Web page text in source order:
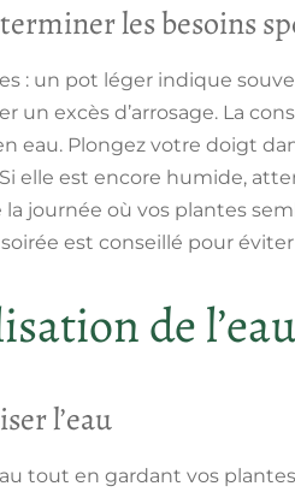
les besoins
: un pot léger indique
un excès d’arrosage. La
eau. Plongez votre doigt
elle est encore humide,
la journée où vos plantes
est conseillé pour éviter
de
l’eau
tout en gardant vos